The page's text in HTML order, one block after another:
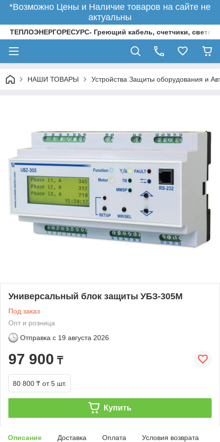
*Возможно Цены и Наличие товаров на сайте не
актуальны
ТЕПЛОЭНЕРГОРЕСУРС- Греющий кабель, счетчики,
НАШИ ТОВАРЫ Устройства Защиты оборудования и
Универсальный блок защиты УБЗ-305М
Под заказ
Опт и розница
Отправка с 19 августа 2026
97 900 ₸
80 800 ₸ от 5 шт.
Купить
Описание Доставка Оплата Условия возврата